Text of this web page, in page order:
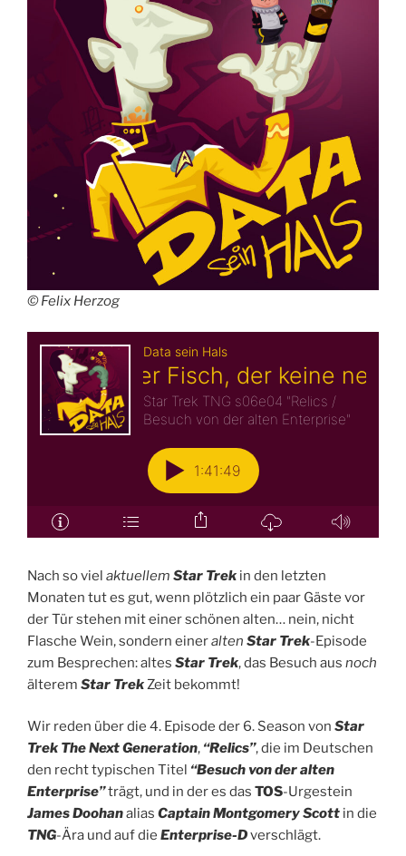
© Felix Herzog
Nach so viel aktuellem Star Trek in den letzten
Monaten tut es gut, wenn plötzlich ein paar Gäste vor
der Tür stehen mit einer schönen alten… nein, nicht
Flasche Wein, sondern eineralten Star Trek-Episode
zum Besprechen: altes Star Trek, das Besuch aus noch
älterem Star Trek Zeit bekommt!
Wir reden über die 4. Episode der 6. Season von Star
Trek The Next Generation, “Relics”, die im Deutschen
den recht typischen Titel “Besuch von der alten
Enterprise”trägt, und in der es das TOS-Urgestein
James Doohanalias Captain Montgomery Scott in die
TNG-Ära und auf die Enterprise-Dverschlägt.